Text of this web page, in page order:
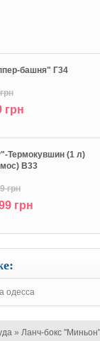
башня" Г34
грн
Термокувшин (1 л)
В33
грн
грн
одесса
» Ланч-бокс